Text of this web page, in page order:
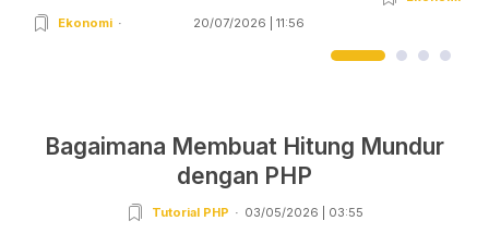
Ekonomi 20/07/2026 | 11:56
Bagaimana Membuat Hitung Mundur
dengan PHP
Tutorial PHP 03/05/2026 | 03:55